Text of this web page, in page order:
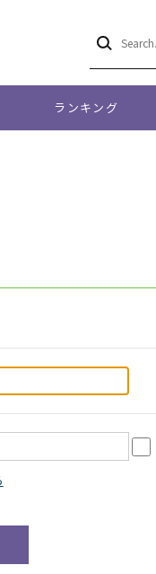
ランキング